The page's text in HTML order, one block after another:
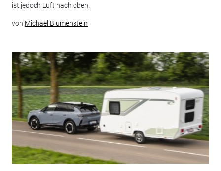
ist jedoch Luft nach oben.
von Michael Blumenstein